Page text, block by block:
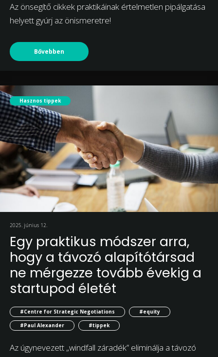
Az önsegítő cikkek praktikáinak értelmetlen pipálgatása
helyett gyúrj az önismeretre!
Bővebben
Hasznos tippek
2025. június 12.
Egy praktikus módszer arra,
hogy a távozó alapítótársad
ne mérgezze tovább évekig a
startupod életét
#Centre for Strategic Negotiations
#equity
#Paul Alexander
#tippek
Az úgynevezett „windfall záradék” eliminálja a távozó